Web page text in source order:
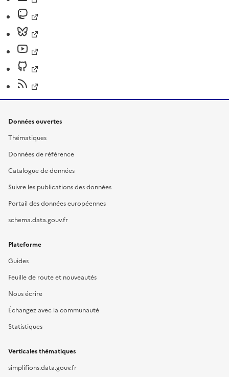
Données ouvertes
Thématiques
Données de référence
Catalogue de données
Suivre les publications des données
Portail des données européennes
schema.data.gouv.fr
Plateforme
Guides
Feuille de route et nouveautés
Nous écrire
Échangez avec la communauté
Statistiques
Verticales thématiques
simplifions.data.gouv.fr